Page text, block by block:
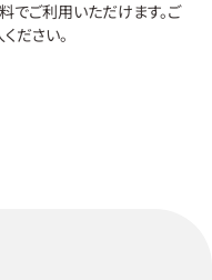
でご利用いただけます。ご
ださい。